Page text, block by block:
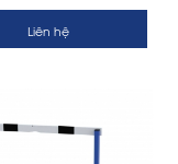
Liên hệ